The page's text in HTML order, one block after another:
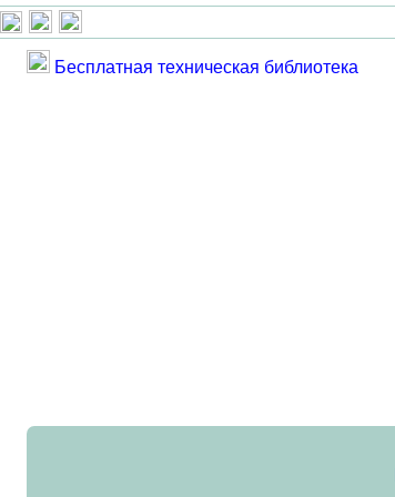
Бесплатная техническая библиотека